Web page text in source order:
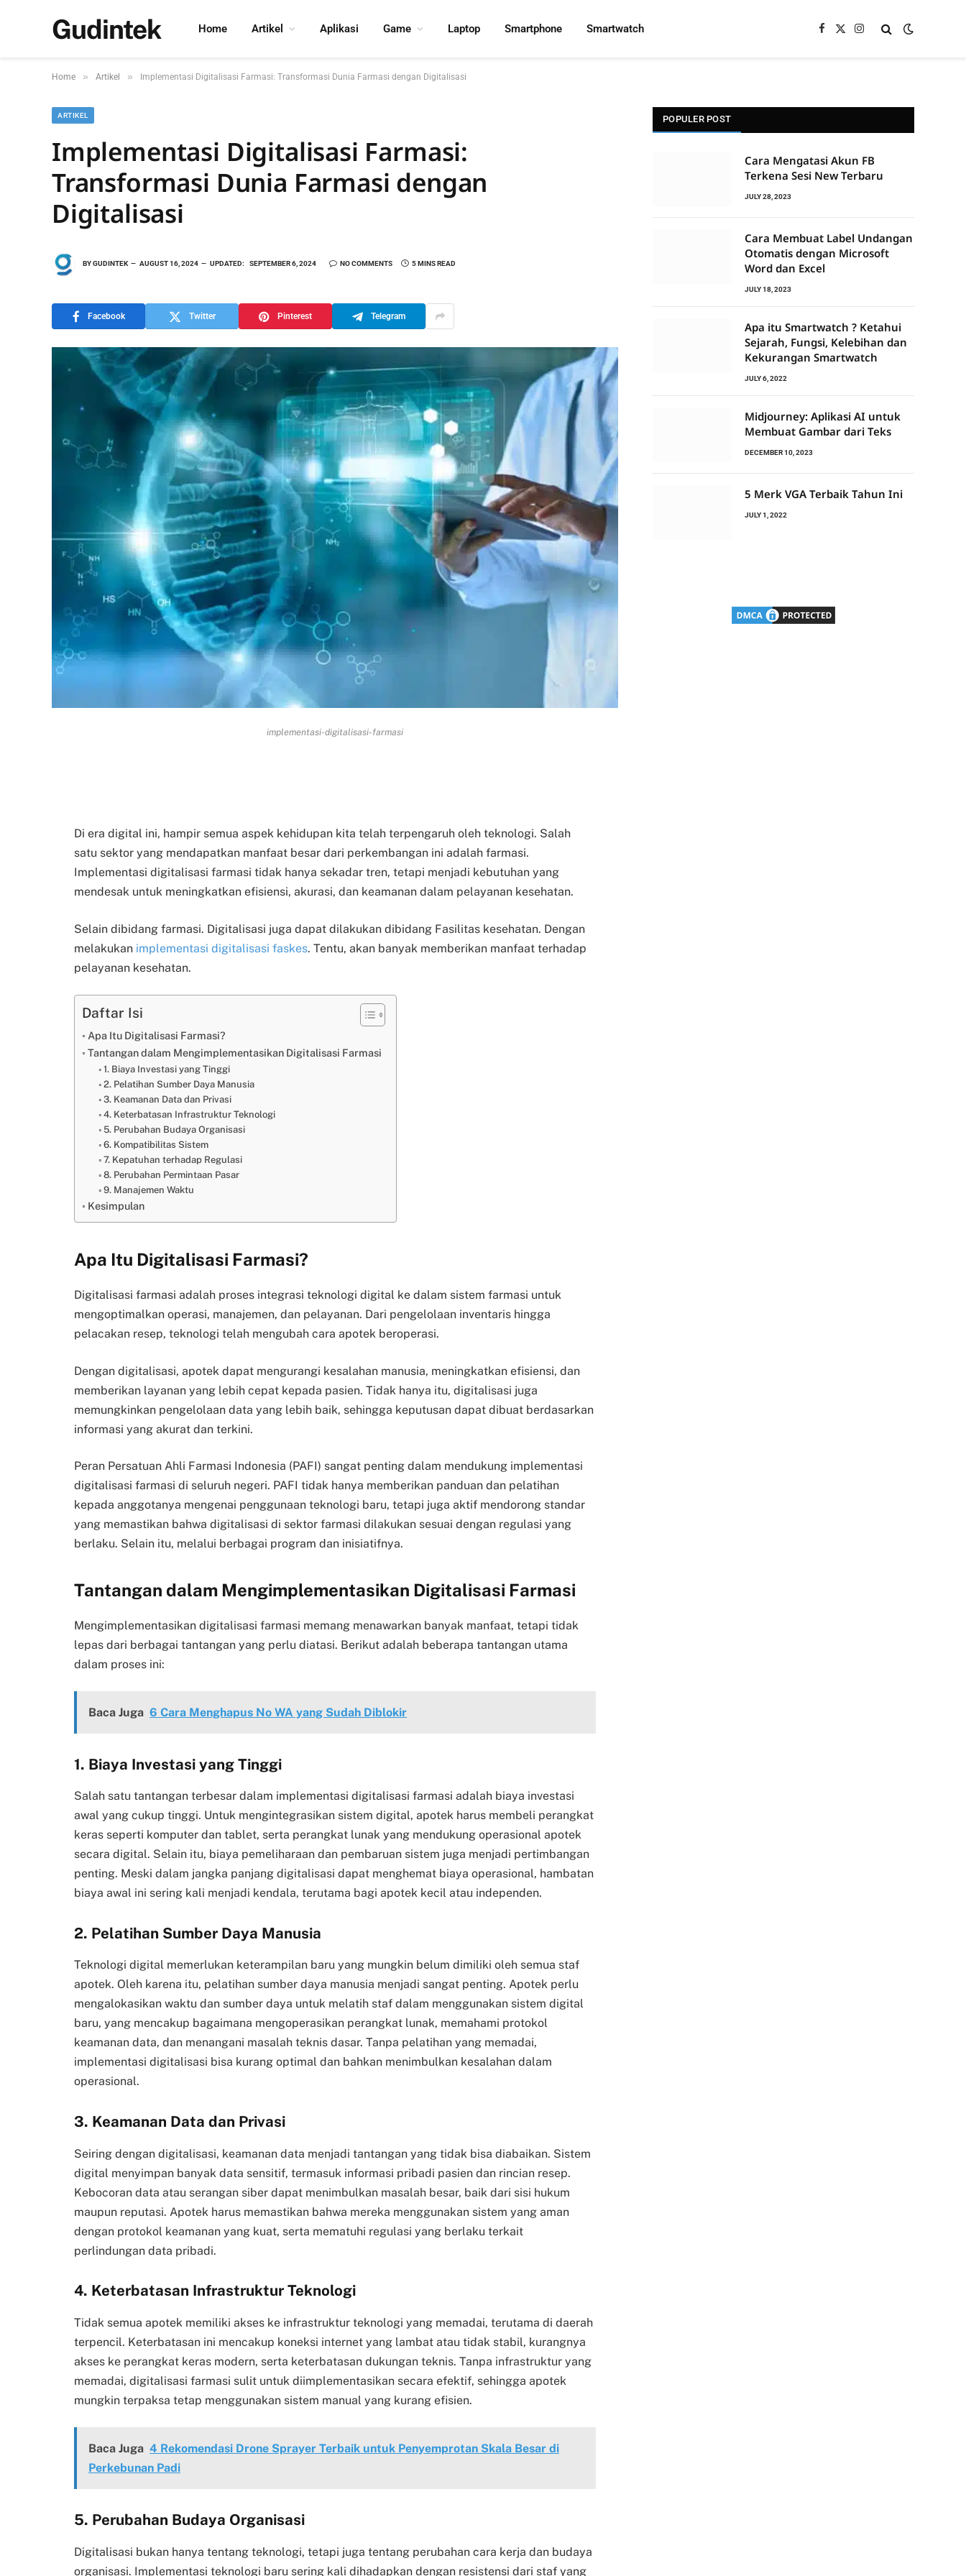
Gudintek Home Artikel Aplikasi Game Laptop Smartphone Smartwatch Facebook
X
Instagram
Home » Artikel » Implementasi Digitalisasi Farmasi: Transformasi Dunia Farmasi dengan Digitalisasi
ARTIKEL
Implementasi Digitalisasi Farmasi:
Transformasi Dunia Farmasi dengan
Digitalisasi
BYGUDINTEK AUGUST 16, 2024 UPDATED: SEPTEMBER 6, 2024 NO COMMENTS 5 MINS READ
Facebook Twitter Pinterest Telegram
implementasi-digitalisasi-farmasi
Di era digital ini, hampir semua aspek kehidupan kita telah terpengaruh oleh teknologi. Salah
satu sektor yang mendapatkan manfaat besar dari perkembangan ini adalah farmasi.
Implementasi digitalisasi farmasi tidak hanya sekadar tren, tetapi menjadi kebutuhan yang
mendesak untuk meningkatkan efisiensi, akurasi, dan keamanan dalam pelayanan kesehatan.
Selain dibidang farmasi. Digitalisasi juga dapat dilakukan dibidang Fasilitas kesehatan. Dengan
melakukan implementasi digitalisasi faskes. Tentu, akan banyak memberikan manfaat terhadap
pelayanan kesehatan.
Daftar Isi
Apa Itu Digitalisasi Farmasi?
Tantangan dalam Mengimplementasikan Digitalisasi Farmasi
1. Biaya Investasi yang Tinggi
2. Pelatihan Sumber Daya Manusia
3. Keamanan Data dan Privasi
4. Keterbatasan Infrastruktur Teknologi
5. Perubahan Budaya Organisasi
6. Kompatibilitas Sistem
7. Kepatuhan terhadap Regulasi
8. Perubahan Permintaan Pasar
9. Manajemen Waktu
Kesimpulan
Apa Itu Digitalisasi Farmasi?
Digitalisasi farmasi adalah proses integrasi teknologi digital ke dalam sistem farmasi untuk
mengoptimalkan operasi, manajemen, dan pelayanan. Dari pengelolaan inventaris hingga
pelacakan resep, teknologi telah mengubah cara apotek beroperasi.
Dengan digitalisasi, apotek dapat mengurangi kesalahan manusia, meningkatkan efisiensi, dan
memberikan layanan yang lebih cepat kepada pasien. Tidak hanya itu, digitalisasi juga
memungkinkan pengelolaan data yang lebih baik, sehingga keputusan dapat dibuat berdasarkan
informasi yang akurat dan terkini.
Peran Persatuan Ahli Farmasi Indonesia (PAFI) sangat penting dalam mendukung implementasi
digitalisasi farmasi di seluruh negeri. PAFI tidak hanya memberikan panduan dan pelatihan
kepada anggotanya mengenai penggunaan teknologi baru, tetapi juga aktif mendorong standar
yang memastikan bahwa digitalisasi di sektor farmasi dilakukan sesuai dengan regulasi yang
berlaku. Selain itu, melalui berbagai program dan inisiatifnya.
Tantangan dalam Mengimplementasikan Digitalisasi Farmasi
Mengimplementasikan digitalisasi farmasi memang menawarkan banyak manfaat, tetapi tidak
lepas dari berbagai tantangan yang perlu diatasi. Berikut adalah beberapa tantangan utama
dalam proses ini:
Baca Juga 6 Cara Menghapus No WA yang Sudah Diblokir
1. Biaya Investasi yang Tinggi
Salah satu tantangan terbesar dalam implementasi digitalisasi farmasi adalah biaya investasi
awal yang cukup tinggi. Untuk mengintegrasikan sistem digital, apotek harus membeli perangkat
keras seperti komputer dan tablet, serta perangkat lunak yang mendukung operasional apotek
secara digital. Selain itu, biaya pemeliharaan dan pembaruan sistem juga menjadi pertimbangan
penting. Meski dalam jangka panjang digitalisasi dapat menghemat biaya operasional, hambatan
biaya awal ini sering kali menjadi kendala, terutama bagi apotek kecil atau independen.
2. Pelatihan Sumber Daya Manusia
Teknologi digital memerlukan keterampilan baru yang mungkin belum dimiliki oleh semua staf
apotek. Oleh karena itu, pelatihan sumber daya manusia menjadi sangat penting. Apotek perlu
mengalokasikan waktu dan sumber daya untuk melatih staf dalam menggunakan sistem digital
baru, yang mencakup bagaimana mengoperasikan perangkat lunak, memahami protokol
keamanan data, dan menangani masalah teknis dasar. Tanpa pelatihan yang memadai,
implementasi digitalisasi bisa kurang optimal dan bahkan menimbulkan kesalahan dalam
operasional.
3. Keamanan Data dan Privasi
Seiring dengan digitalisasi, keamanan data menjadi tantangan yang tidak bisa diabaikan. Sistem
digital menyimpan banyak data sensitif, termasuk informasi pribadi pasien dan rincian resep.
Kebocoran data atau serangan siber dapat menimbulkan masalah besar, baik dari sisi hukum
maupun reputasi. Apotek harus memastikan bahwa mereka menggunakan sistem yang aman
dengan protokol keamanan yang kuat, serta mematuhi regulasi yang berlaku terkait
perlindungan data pribadi.
4. Keterbatasan Infrastruktur Teknologi
Tidak semua apotek memiliki akses ke infrastruktur teknologi yang memadai, terutama di daerah
terpencil. Keterbatasan ini mencakup koneksi internet yang lambat atau tidak stabil, kurangnya
akses ke perangkat keras modern, serta keterbatasan dukungan teknis. Tanpa infrastruktur yang
memadai, digitalisasi farmasi sulit untuk diimplementasikan secara efektif, sehingga apotek
mungkin terpaksa tetap menggunakan sistem manual yang kurang efisien.
Baca Juga 4 Rekomendasi Drone Sprayer Terbaik untuk Penyemprotan Skala Besar di
Perkebunan Padi
5. Perubahan Budaya Organisasi
Digitalisasi bukan hanya tentang teknologi, tetapi juga tentang perubahan cara kerja dan budaya
organisasi. Implementasi teknologi baru sering kali dihadapkan dengan resistensi dari staf yang
POPULER POST
Cara Mengatasi Akun FB
Terkena Sesi New Terbaru
JULY 28, 2023
Cara Membuat Label Undangan
Otomatis dengan Microsoft
Word dan Excel
JULY 18, 2023
Apa itu Smartwatch ? Ketahui
Sejarah, Fungsi, Kelebihan dan
Kekurangan Smartwatch
JULY 6, 2022
Midjourney: Aplikasi AI untuk
Membuat Gambar dari Teks
DECEMBER 10, 2023
5 Merk VGA Terbaik Tahun Ini
JULY 1, 2022